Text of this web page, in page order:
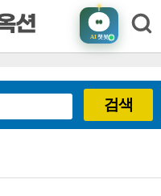
AI챗봇
검색